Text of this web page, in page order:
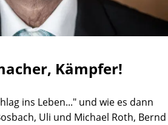
Kämpfer!
ins Leben..." und wie es dann
Uli und Michael Roth, Bernd